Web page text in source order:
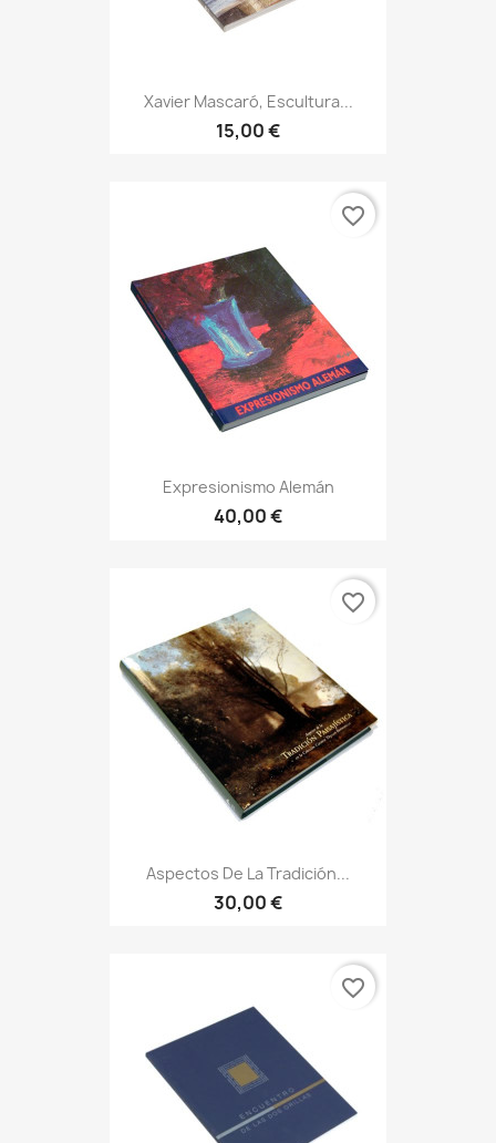
Xavier Mascaró, Escultura...
15,00 €
Expresionismo Alemán
40,00 €
favorite_border
Aspectos De La Tradición...
30,00 €
favorite_border
favorite_border